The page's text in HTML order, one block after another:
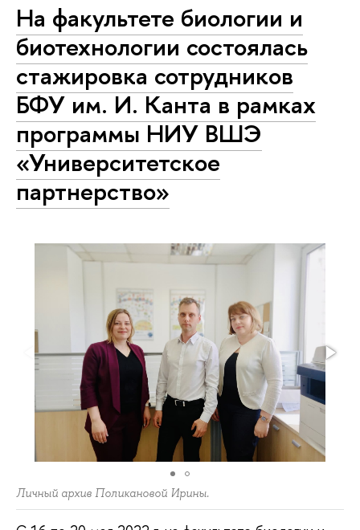
На факультете биологии и
биотехнологии состоялась
стажировка сотрудников
БФУ им. И. Канта в рамках
программы НИУ ВШЭ
«Университетское
партнерство»
Личный архив Поликановой Ирины.